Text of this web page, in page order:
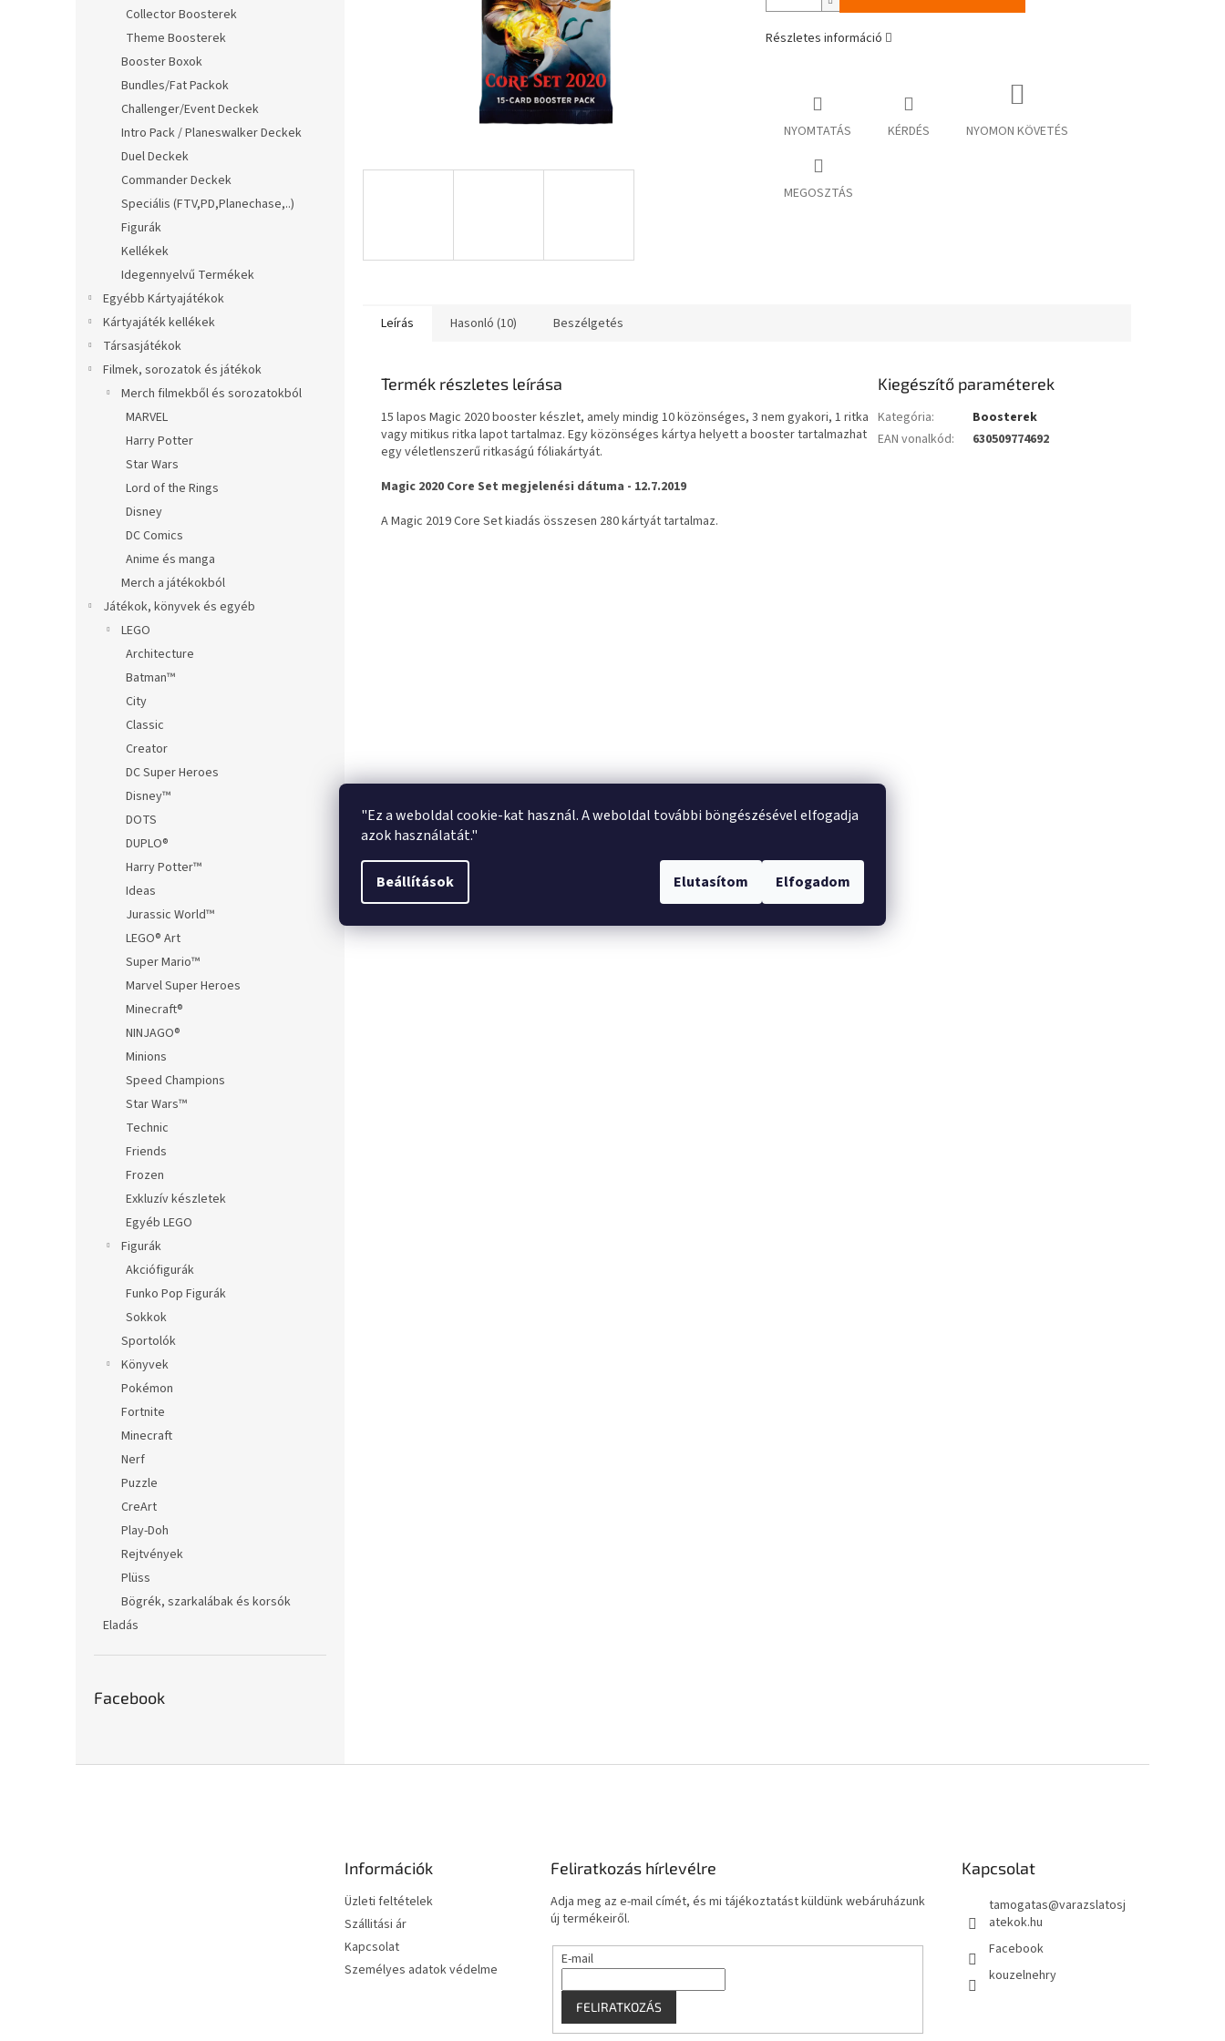
"Ez a weboldal cookie-kat használ. A weboldal további böngészésével elfogadja
azok használatát."
Beállítások Elutasítom Elfogadom
Collector Boosterek
Theme Boosterek
Booster Boxok
Bundles/Fat Packok
Challenger/Event Deckek
Intro Pack / Planeswalker Deckek
Duel Deckek
Commander Deckek
Speciális (FTV,PD,Planechase,..)
Figurák
Kellékek
Idegennyelvű Termékek
Egyébb Kártyajátékok
Kártyajáték kellékek
Társasjátékok
Filmek, sorozatok és játékok
Merch filmekből és sorozatokból
MARVEL
Harry Potter
Star Wars
Lord of the Rings
Disney
DC Comics
Anime és manga
Merch a játékokból
Játékok, könyvek és egyéb
LEGO
Architecture
Batman™
City
Classic
Creator
DC Super Heroes
Disney™
DOTS
DUPLO®
Harry Potter™
Ideas
Jurassic World™
LEGO® Art
Super Mario™
Marvel Super Heroes
Minecraft®
NINJAGO®
Minions
Speed Champions
Star Wars™
Technic
Friends
Frozen
Exkluzív készletek
Egyéb LEGO
Figurák
Akciófigurák
Funko Pop Figurák
Sokkok
Sportolók
Könyvek
Pokémon
Fortnite
Minecraft
Nerf
Puzzle
CreArt
Play-Doh
Rejtvények
Plüss
Bögrék, szarkalábak és korsók
Eladás
Facebook
Részletes információ
NYOMTATÁS KÉRDÉS NYOMON KÖVETÉS
MEGOSZTÁS
Leírás Hasonló (10) Beszélgetés
Termék részletes leírása
15 lapos Magic 2020 booster készlet, amely mindig 10 közönséges, 3 nem gyakori, 1 ritka
vagy mitikus ritka lapot tartalmaz. Egy közönséges kártya helyett a booster tartalmazhat
egy véletlenszerű ritkaságú fóliakártyát.
Magic 2020 Core Set megjelenési dátuma - 12.7.2019
A Magic 2019 Core Set kiadás összesen 280 kártyát tartalmaz.
Kiegészítő paraméterek
Kategória:
Boosterek
EAN vonalkód: 630509774692
Információk
Üzleti feltételek
Szállitási ár
Kapcsolat
Személyes adatok védelme
Feliratkozás hírlevélre
Adja meg az e-mail címét, és mi tájékoztatást küldünk webáruházunk
új termékeiről.
E-mail
FELIRATKOZÁS
Kapcsolat
tamogatas@varazslatosj
atekok.hu
Facebook
kouzelnehry